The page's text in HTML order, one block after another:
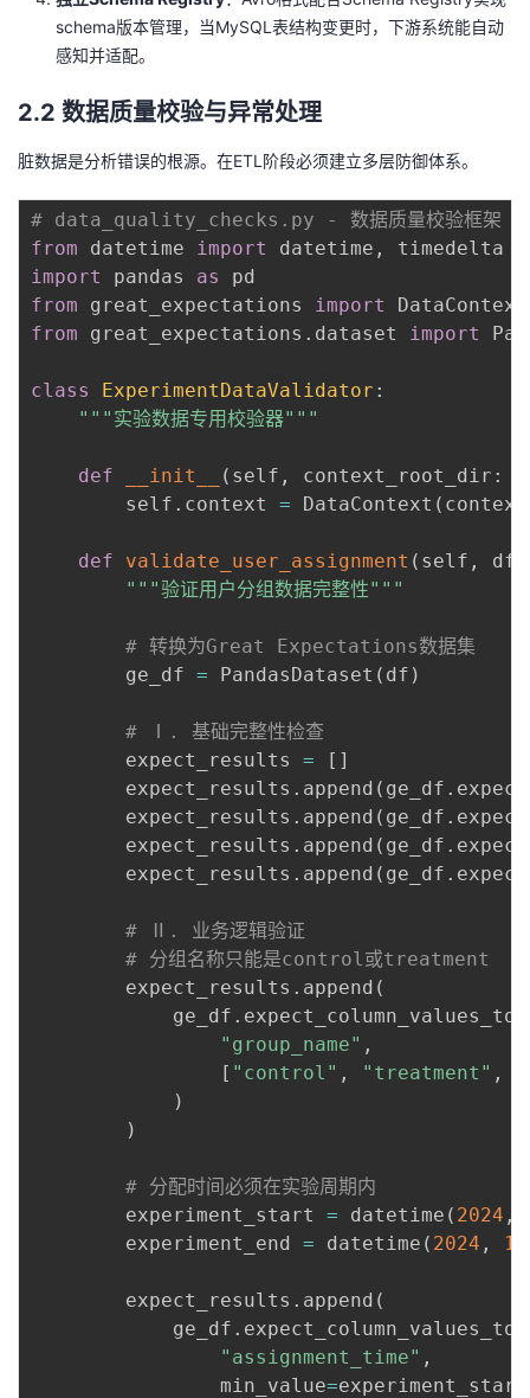
schema版本管理，当MySQL表结构变更时，下游系统能自动
感知并适配。
2.2 数据质量校验与异常处理
脏数据是分析错误的根源。在ETL阶段必须建立多层防御体系。
# data_quality_checks.py - 数据质量校验框架
from datetime import datetime ,
import
pandas as
from great_expectations import
from great_expectations . dataset import
class ExperimentDataValidator :
"""实验数据专用校验器"""
def __init__ ( self , context_root_dir :
        self
. context = DataContext (
def validate_user_assignment ( self , df
"""验证用户分组数据完整性"""
# 转换为Great Expectations数据集
        ge_df
= PandasDataset ( df )
# Ⅰ. 基础完整性检查
        expect_results
= [ ]
        expect_results
. append ( ge_df .
        expect_results
. append ( ge_df .
        expect_results
. append ( ge_df .
        expect_results
. append ( ge_df .
# Ⅱ. 业务逻辑验证
# 分组名称只能是control或treatment
        expect_results
. append (
            ge_df
.
"group_name" ,
[ "control" , "treatment" ,
)
)
# 分配时间必须在实验周期内
        experiment_start
= datetime ( 2024 ,
        experiment_end
= datetime ( 2024 , 12
        expect_results
. append (
            ge_df
.
"assignment_time" ,
                min_value
=experiment_start